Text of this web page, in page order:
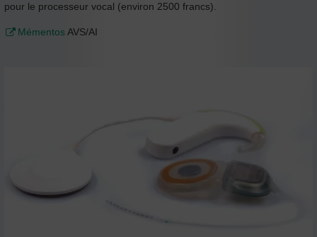
pour le processeur vocal (environ 2500 francs).
MémentosAVS/AI